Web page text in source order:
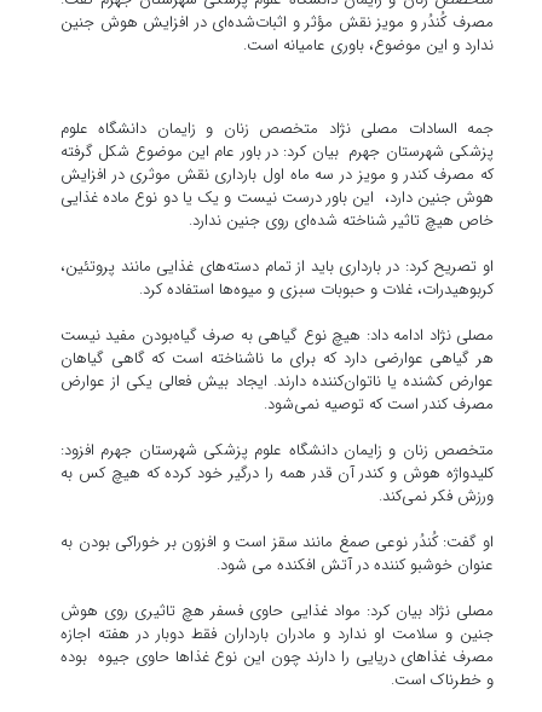
مصرف کُندُر و مویز نقش مؤثر و اثبات‌شده‌ای در افزایش هوش جنین
ندارد و این موضوع، باوری عامیانه است.
جمه‌ السادات مصلی‌ نژاد متخصص زنان و زایمان دانشگاه علوم
پزشکی شهرستان جهرم بیان کرد: در باور عام این موضوع شکل گرفته
که مصرف کندر و مویز در سه ماه اول بارداری نقش موثری در افزایش
هوش جنین دارد، این باور درست نیست و یک یا دو نوع ماده غذایی
خاص هیچ تاثیر شناخته شده‌ای روی جنین ندارد.
او تصریح کرد: در بارداری باید از تمام دسته‌های غذایی مانند پروتئین،
کربوهیدرات، غلات و حبوبات سبزی و میوه‌ها استفاده کرد.
مصلی‌ نژاد ادامه داد:‌ هیچ نوع گیاهی به صرف گیاه‌بودن مفید نیست
هر گیاهی عوارضی دارد که برای ما ناشناخته است که گاهی گیاهان
عوارض کشنده یا ناتوان‌کننده دارند. ایجاد بیش‌ فعالی یکی از عوارض
مصرف کندر است که توصیه نمی‌شود.
متخصص زنان و زایمان دانشگاه علوم پزشکی شهرستان جهرم افزود:
کلیدواژه هوش و کندر آن قدر همه را درگیر خود کرده که هیچ کس به
ورزش فکر نمی‌کند.
او گفت: کُندُر نوعی صمغ مانند سقز است و افزون بر خوراکی بودن به
عنوان خوشبو کننده در آتش افکنده می شود.
مصلی نژاد بیان کرد: مواد غذایی حاوی فسفر هچ تاثیری روی هوش
جنین و سلامت او ندارد و مادران بارداران فقط دوبار در هفته اجازه
مصرف غذاهای دریایی را دارند چون این نوع غذاها حاوی جیوه بوده
و خطرناک است.